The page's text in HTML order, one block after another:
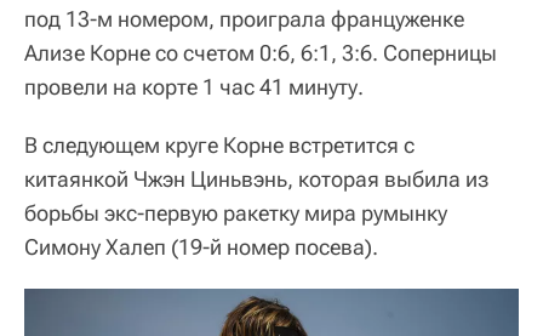
под 13-м номером, проиграла француженке
Ализе Корне со счетом 0:6, 6:1, 3:6. Соперницы
провели на корте 1 час 41 минуту.
В следующем круге Корне встретится с
китаянкой Чжэн Циньвэнь, которая выбила из
борьбы экс-первую ракетку мира румынку
Симону Халеп (19-й номер посева).